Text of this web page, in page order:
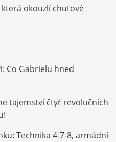
okouzlí chuťové
Co Gabrielu hned
tajemství čtyř revolučních
Technika 4-7-8, armádní